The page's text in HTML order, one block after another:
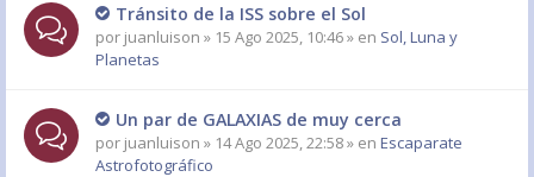
Tránsito de la ISS sobre el Sol
por juanluison » 15 Ago 2025, 10:46 » en Sol, Luna y
Planetas
Un par de GALAXIAS de muy cerca
por juanluison » 14 Ago 2025, 22:58 » en Escaparate
Astrofotográfico